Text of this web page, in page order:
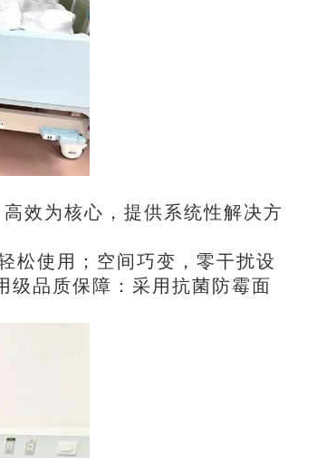
效为核心，提供系统性解决方
松使用；空间巧变，零干扰设
品质保障：采用抗菌防霉面